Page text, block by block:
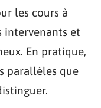
les cours à
intervenants et
En pratique,
parallèles que